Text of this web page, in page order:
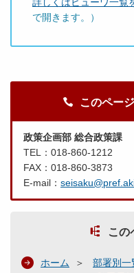
で開きます。）
このペー
政策企画部 総合政策課
TEL：018-860-1212
FAX：018-860-3873
E-mail：
この
ホーム 部署別一